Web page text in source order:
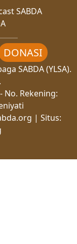
SABDA
DONASI
SABDA (YLSA).
No. Rekening:
| Situs: